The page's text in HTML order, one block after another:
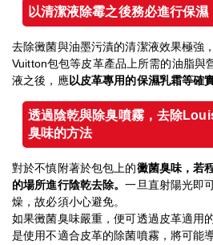
以清潔液除霉之後務必進行保濕
去除黴菌與油墨污漬的清潔液效果極強
Vuitton包包等皮革產品上所需的油脂與
液之後，應以皮革專用的保濕乳霜等確
透過陰乾與除臭噴霧，去除
臭味的方法
對於不慎附著於包包上的黴菌臭味，若
的場所進行陰乾去除。一旦直射陽光即
燥，故必須小心避免。
如果黴菌臭味嚴重，便可透過皮革適用
是使用不適合皮革的除菌噴霧，將可能